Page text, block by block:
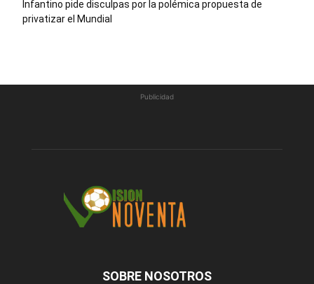
Infantino pide disculpas por la polémica propuesta de
privatizar el Mundial
Publicidad
SOBRE NOSOTROS